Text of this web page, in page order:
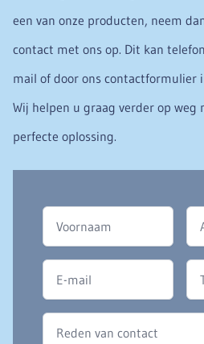
een van onze producten, neem
contact met ons op. Dit kan
mail of door ons contactformulier
Wij helpen u graag verder op weg
perfecte oplossing.